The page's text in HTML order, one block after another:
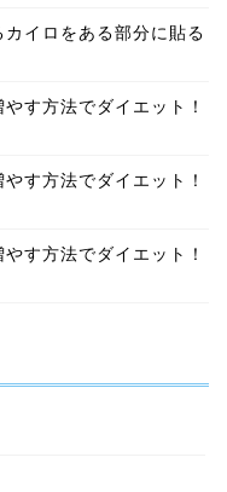
イロをある部分に貼る
す方法でダイエット！
す方法でダイエット！
す方法でダイエット！